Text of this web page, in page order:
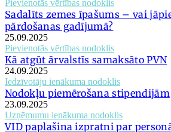
Pievienotās vērtības nodoklis
Sadalīts zemes īpašums – vai
pārdošanas gadījumā?
25.09.2025
Pievienotās vērtības nodoklis
Kā atgūt ārvalstīs samaksāto PVN
24.09.2025
Iedzīvotāju ienākuma nodoklis
Nodokļu piemērošana stipendijām
23.09.2025
Uzņēmumu ienākuma nodoklis
VID paplašina izpratni par